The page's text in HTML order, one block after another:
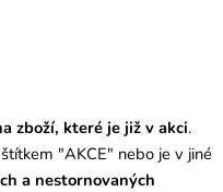
zboží, které je již v akci.
"AKCE" nebo je v jiné
a nestornovaných